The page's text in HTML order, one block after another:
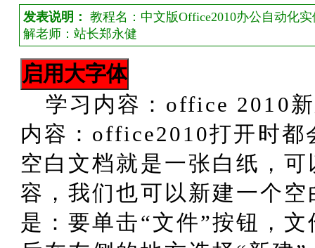
发表说明： 教程名：中文版Office2010办公自动化
解老师：站长郑永健
学习内容：office 2010
内容：office2010打开时都
空白文档就是一张白纸，
容，我们也可以新建一个
是：要单击“文件”按钮，